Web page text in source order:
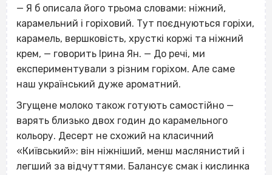
— Я б описала його трьома словами: ніжний,
карамельний і горіховий. Тут поєднуються горіхи,
карамель, вершковість, хрусткі коржі та ніжний
крем, — говорить Ірина Ян. — До речі, ми
експериментували з різним горіхом. Але саме
наш український дуже ароматний.
Згущене молоко також готують самостійно —
варять близько двох годин до карамельного
кольору. Десерт не схожий на класичний
«Київський»: він ніжніший, менш маслянистий і
легший за відчуттями. Балансує смак і кислинка